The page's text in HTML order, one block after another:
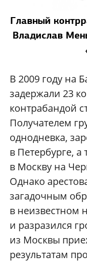
Главный
Владислав
В 2009 году на
задержали 23
контрабандой
Получателем
однодневка,
в Петербурге, а
в Москву на
Однако
загадочным
в неизвестном
и разразился
из Москвы
результатам